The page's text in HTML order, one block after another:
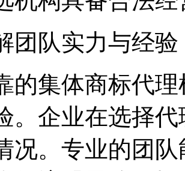
团队实力与经验
的集体商标代
。企业在选择
况。专业的团